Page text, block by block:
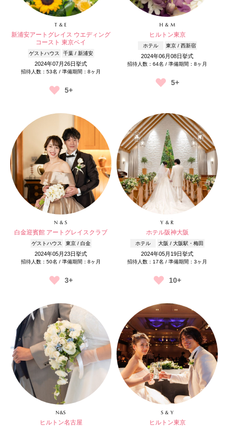
T & E
新浦安アートグレイス ウエディング
コースト 東京ベイ
ゲストハウス 千葉 / 新浦安
2024年07月26日挙式
招待人数：53名 / 準備期間：8ヶ月
5+
H & M
ヒルトン東京
ホテル 東京 / 西新宿
2024年06月08日挙式
招待人数：64名 / 準備期間：8ヶ月
5+
N & S
白金迎賓館 アートグレイスクラブ
ゲストハウス 東京 / 白金
2024年05月23日挙式
招待人数：50名 / 準備期間：8ヶ月
3+
Y & R
ホテル阪神大阪
ホテル 大阪 / 大阪駅・梅田
2024年05月19日挙式
招待人数：17名 / 準備期間：3ヶ月
10+
N&S
ヒルトン名古屋
S & Y
ヒルトン東京